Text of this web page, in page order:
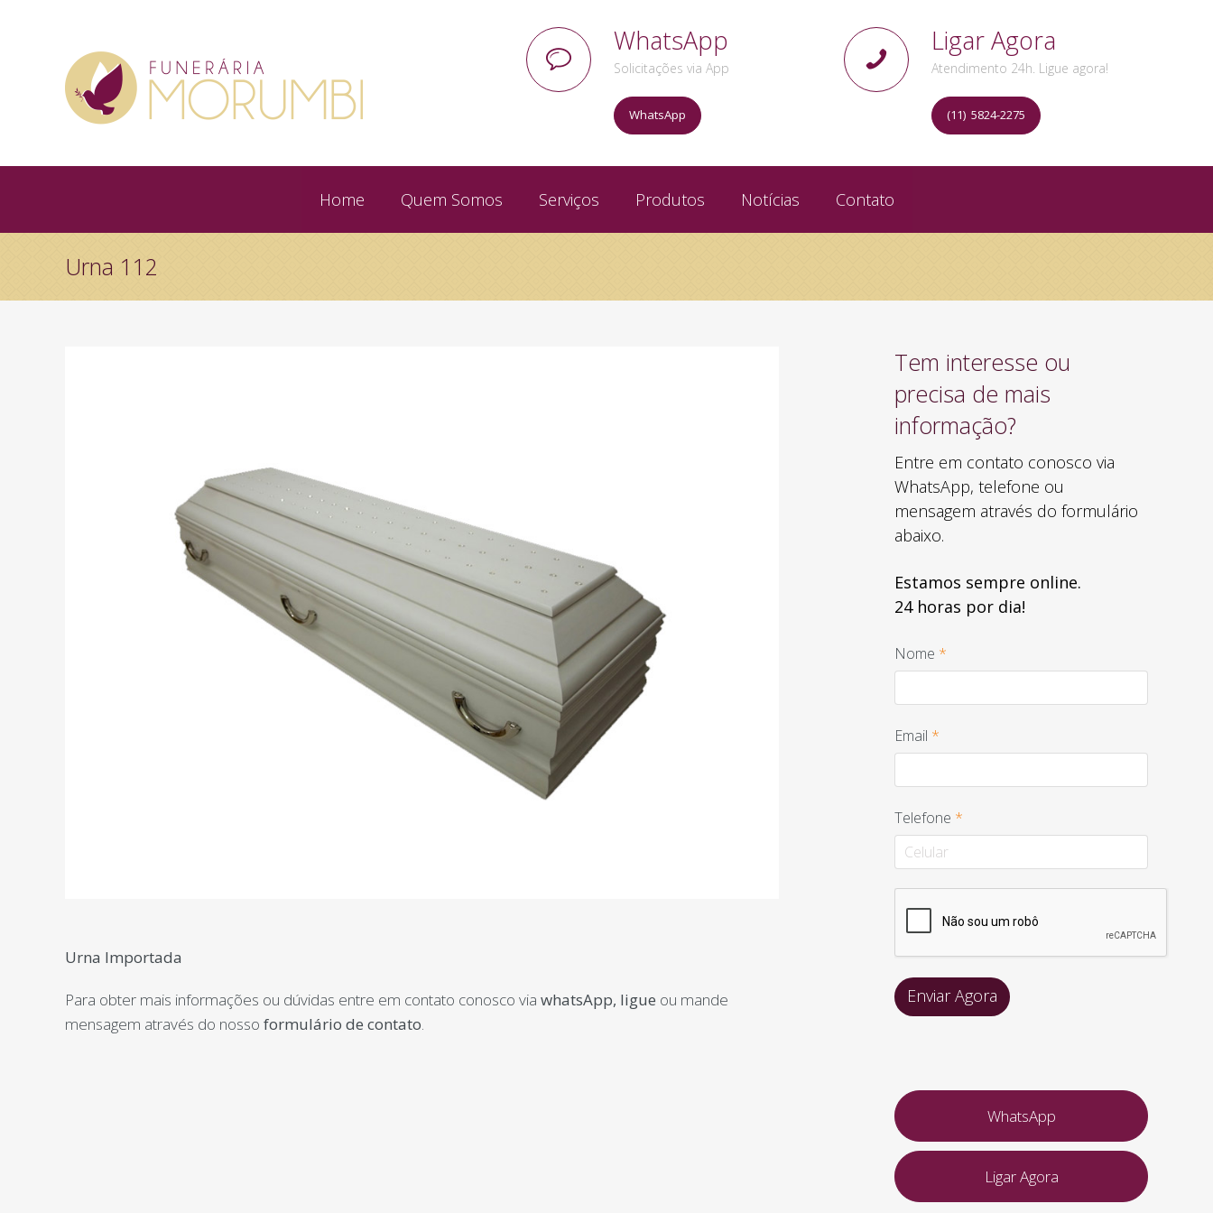
WhatsApp
Solicitações via App
WhatsApp
Ligar Agora
Atendimento 24h. Ligue agora!
(11) 5824-2275
Home Quem Somos Serviços Produtos Notícias Contato
Urna 112
Urna Importada
Para obter mais informações ou dúvidas entre em contato conosco via whatsApp, ligue ou mande
mensagem através do nosso formulário de contato.
Tem interesse ou
precisa de mais
informação?
Entre em contato conosco via
WhatsApp, telefone ou
mensagem através do formulário
abaixo.
Estamos sempre online.
24 horas por dia!
Nome *
Email *
Telefone *
WhatsApp
Ligar Agora